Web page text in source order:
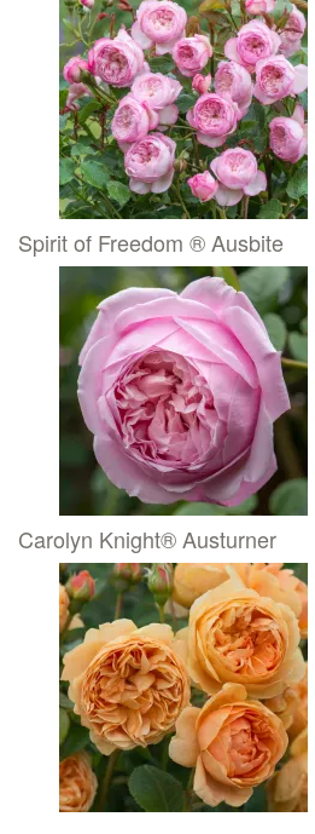
Spirit of Freedom ® Ausbite
Carolyn Knight® Austurner